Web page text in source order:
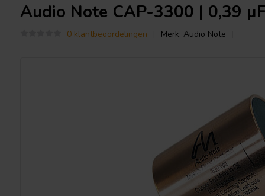
Audio Note CAP-3300 | 0,39
0 klantbeoordelingen Merk: Audio Note